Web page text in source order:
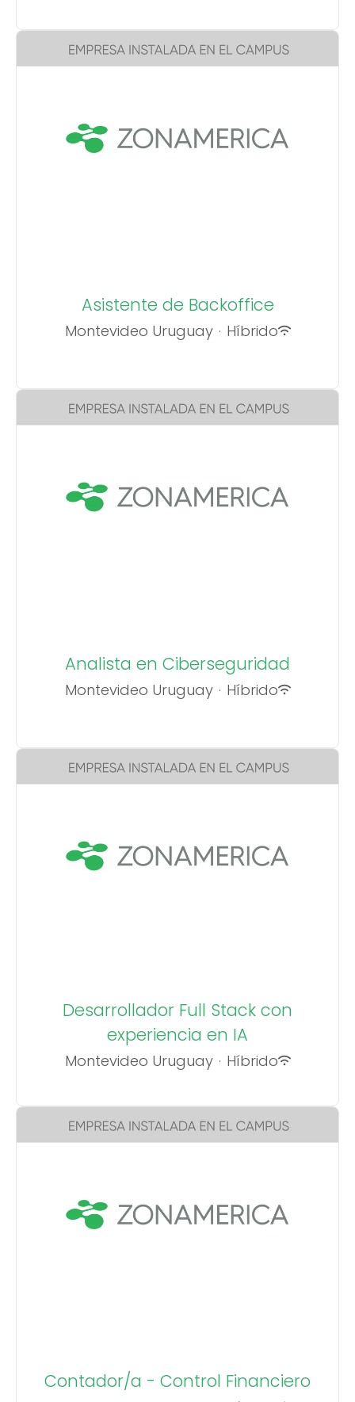
Asistente de Backoffice
Montevideo Uruguay · Híbrido
Analista en Ciberseguridad
Montevideo Uruguay · Híbrido
Desarrollador Full Stack con
experiencia en IA
Montevideo Uruguay · Híbrido
Contador/a - Control Financiero